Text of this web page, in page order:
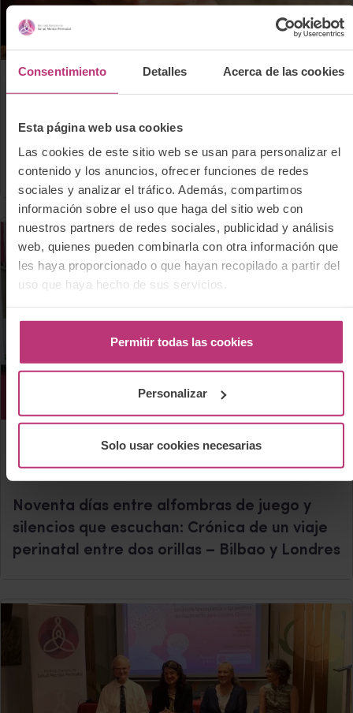
Consentimiento Detalles Acerca de las cookies
Esta página web usa cookies
Las cookies de este sitio web se usan para personalizar el
contenido y los anuncios, ofrecer funciones de redes
sociales y analizar el tráfico. Además, compartimos
información sobre el uso que haga del sitio web con
nuestros partners de redes sociales, publicidad y análisis
web, quienes pueden combinarla con otra información que
les haya proporcionado o que hayan recopilado a partir del
uso que haya hecho de sus servicios.
Permitir todas las cookies
Personalizar
Solo usar cookies necesarias
La guía de salud mental perinatal de la OMS
en castellano
Bebés Crónicas Salud mental perinatal
Noventa días entre alfombras de juego y
silencios que escuchan: Crónica de un viaje
perinatal entre dos orillas – Bilbao y Londres